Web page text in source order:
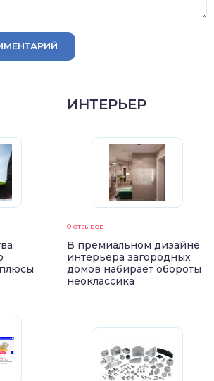
ИНТЕРЬЕР
0 отзывов
В премиальном дизайне
интерьера загородных
домов набирает обороты
неоклассика